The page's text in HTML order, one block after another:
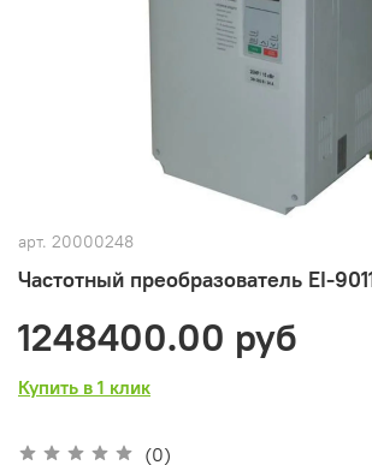
арт. 20000248
Частотный преобразователь EI-
(0)
1248400.00 руб
Купить в 1 клик